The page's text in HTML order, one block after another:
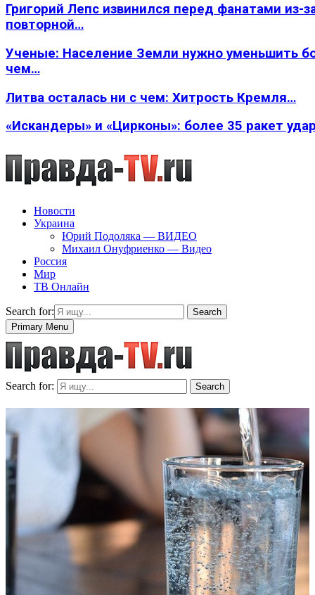
Григорий Лепс извинился перед фанатами из-
повторной…
Ученые: Население Земли нужно уменьшить
чем…
Литва осталась ни с чем: Хитрость Кремля…
«Искандеры» и «Цирконы»: более 35 ракет
Новости
Украина
Юрий Подоляка — ВИДЕО
Михаил Онуфриенко — Видео
Россия
Мир
ТВ Онлайн
Search for:
Search
Primary Menu
Search for: Search